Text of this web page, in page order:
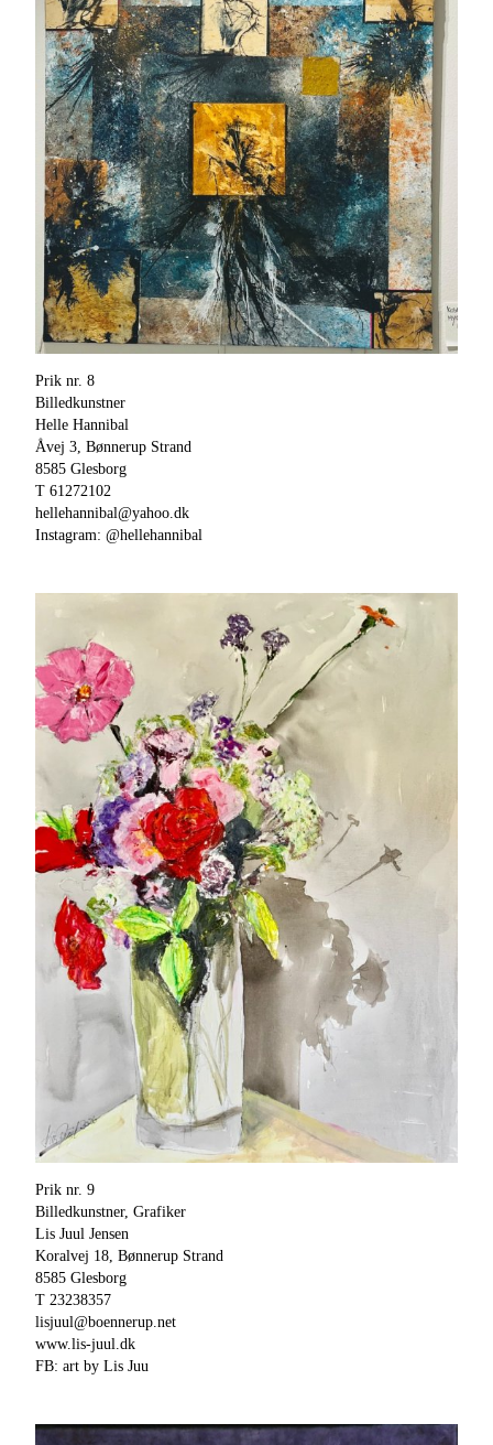
Prik nr. 8
Billedkunstner
Helle Hannibal
Åvej 3, Bønnerup Strand
8585 Glesborg
T 61272102
hellehannibal@yahoo.dk
Instagram: @hellehannibal
Prik nr. 9
Billedkunstner, Grafiker
Lis Juul Jensen
Koralvej 18, Bønnerup Strand
8585 Glesborg
T 23238357
lisjuul@boennerup.net
www.lis-juul.dk
FB: art by Lis Juu